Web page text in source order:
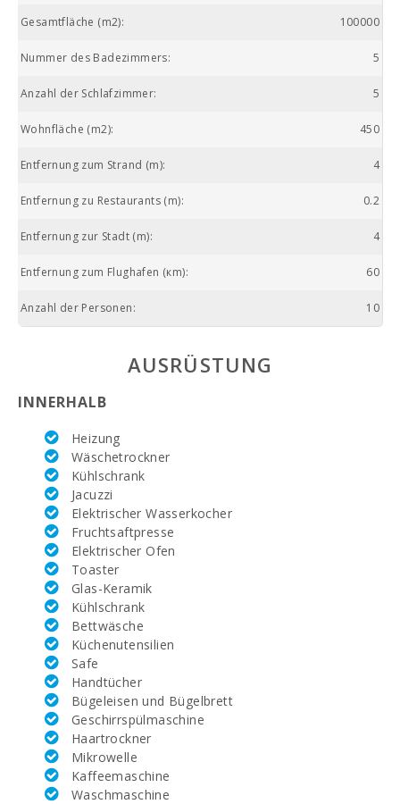
Gesamtfläche (m2): 100000
Nummer des Badezimmers: 5
Anzahl der Schlafzimmer: 5
Wohnfläche (m2): 450
Entfernung zum Strand (m): 4
Entfernung zu Restaurants (m): 0.2
Entfernung zur Stadt (m): 4
Entfernung zum Flughafen (кm): 60
Anzahl der Personen: 10
AUSRÜSTUNG
INNERHALB
Heizung
Wäschetrockner
Kühlschrank
Jacuzzi
Elektrischer Wasserkocher
Fruchtsaftpresse
Elektrischer Ofen
Toaster
Glas-Keramik
Kühlschrank
Bettwäsche
Küchenutensilien
Safe
Handtücher
Bügeleisen und Bügelbrett
Geschirrspülmaschine
Haartrockner
Mikrowelle
Kaffeemaschine
Waschmaschine